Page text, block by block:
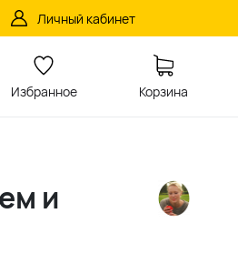
Личный кабинет
Избранное Корзина
и